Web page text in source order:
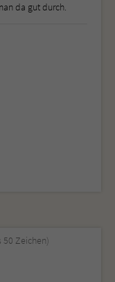
da gut durch.